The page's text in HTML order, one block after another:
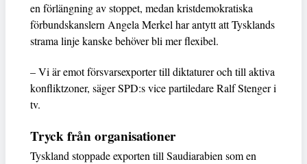
en förlängning av stoppet, medan kristdemokratiska
förbundskanslern Angela Merkel har antytt att Tysklands
strama linje kanske behöver bli mer flexibel.
– Vi är emot försvarsexporter till diktaturer och till aktiva
konfliktzoner, säger SPD:s vice partiledare Ralf Stenger i
tv.
Tryck från organisationer
Tyskland stoppade exporten till Saudiarabien som en